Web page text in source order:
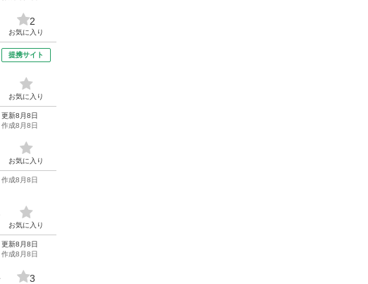
2
お気に入り
提携サイト
お気に入り
更新8月8日
作成8月8日
お気に入り
作成8月8日
お気に入り
更新8月8日
作成8月8日
3